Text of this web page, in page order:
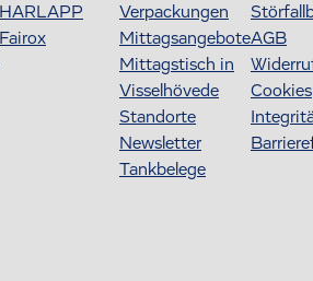
HARLAPP
Fairox
Verpackungen
Mittagsangebote
Mittagstisch in
Visselhövede
Standorte
Newsletter
Tankbelege
AGB
Cookies